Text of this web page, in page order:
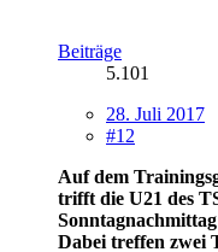
Beiträge
5.101
28. Juli 2017
#12
Auf dem
trifft die U21 des
Dabei treffen zwei